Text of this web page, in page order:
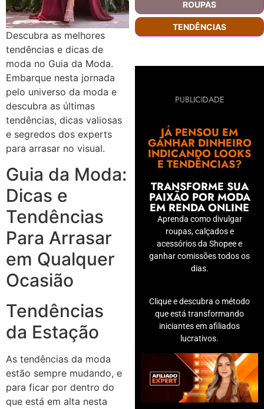
Descubra as melhores
tendências e dicas de
moda no Guia da Moda.
Embarque nesta jornada
pelo universo da moda e
descubra as últimas
tendências, dicas valiosas
e segredos dos experts
para arrasar no visual.
Guia da Moda:
Dicas e
Tendências
Para Arrasar
em Qualquer
Ocasião
Tendências
da Estação
As tendências da moda
estão sempre mudando, e
para ficar por dentro do
que está em alta nesta
ROUPAS
TENDÊNCIAS
PUBLICIDADE
JÁ PENSOU EM
GANHAR DINHEIRO
INDICANDO LOOKS
E TENDÊNCIAS?
TRANSFORME SUA
PAIXÃO POR MODA
EM RENDA ONLINE
Aprenda como divulgar
roupas, calçados e
acessórios da Shopee e
ganhar comissões todos os
dias.
Clique e descubra o método
que está transformando
iniciantes em afiliados
lucrativos.